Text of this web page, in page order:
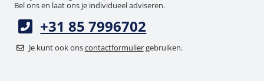
Bel ons en laat ons je individueel adviseren.
+31 85 7996702
Je kunt ook onscontactformuliergebruiken.